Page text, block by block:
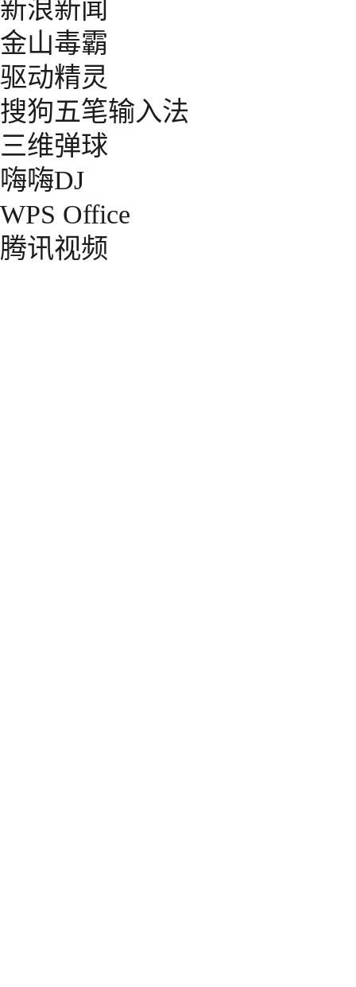
新浪新闻
金山毒霸
驱动精灵
搜狗五笔输入法
三维弹球
嗨嗨DJ
WPS Office
腾讯视频